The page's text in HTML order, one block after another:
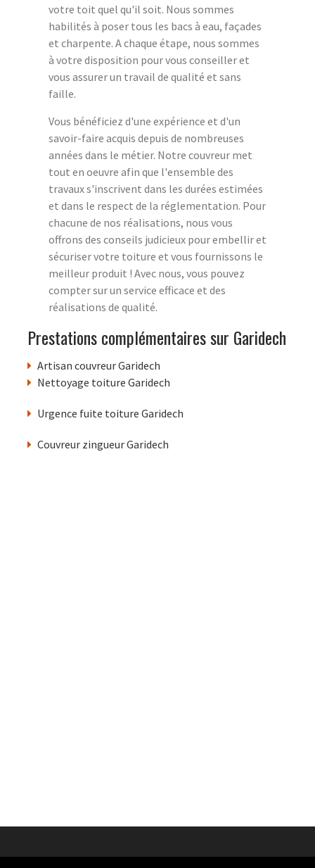
votre toit quel qu'il soit. Nous sommes
habilités à poser tous les bacs à eau, façades
et charpente. A chaque étape, nous sommes
à votre disposition pour vous conseiller et
vous assurer un travail de qualité et sans
faille.
Vous bénéficiez d'une expérience et d'un
savoir-faire acquis depuis de nombreuses
années dans le métier. Notre couvreur met
tout en oeuvre afin que l'ensemble des
travaux s'inscrivent dans les durées estimées
et dans le respect de la réglementation. Pour
chacune de nos réalisations, nous vous
offrons des conseils judicieux pour embellir et
sécuriser votre toiture et vous fournissons le
meilleur produit ! Avec nous, vous pouvez
compter sur un service efficace et des
réalisations de qualité.
Prestations complémentaires sur Garidech
Artisan couvreur Garidech
Nettoyage toiture Garidech
Urgence fuite toiture Garidech
Couvreur zingueur Garidech